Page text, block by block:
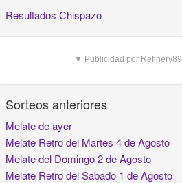
Resultados Chispazo
▼ Publicidad por Refinery89
Sorteos anteriores
Melate de ayer
Melate Retro del Martes 4 de Agosto
Melate del Domingo 2 de Agosto
Melate Retro del Sabado 1 de Agosto